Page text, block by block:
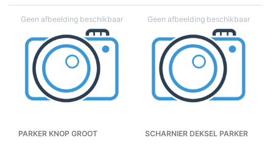
PARKER KNOP GROOT SCHARNIER DEKSEL PARKER